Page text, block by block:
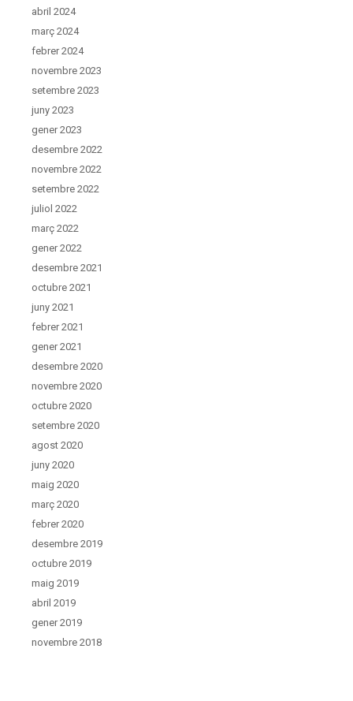
abril 2024
març 2024
febrer 2024
novembre 2023
setembre 2023
juny 2023
gener 2023
desembre 2022
novembre 2022
setembre 2022
juliol 2022
març 2022
gener 2022
desembre 2021
octubre 2021
juny 2021
febrer 2021
gener 2021
desembre 2020
novembre 2020
octubre 2020
setembre 2020
agost 2020
juny 2020
maig 2020
març 2020
febrer 2020
desembre 2019
octubre 2019
maig 2019
abril 2019
gener 2019
novembre 2018